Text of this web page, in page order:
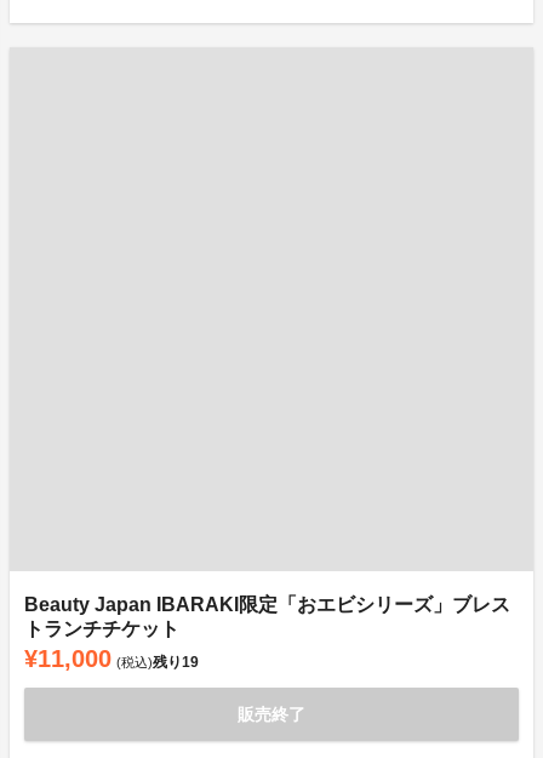
Beauty Japan IBARAKI限定「おエビシリーズ」ブレス
トランチチケット
¥11,000 (税込)残り19
販売終了